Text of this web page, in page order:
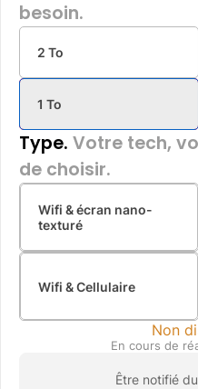
besoin.
2 To
1 To
Type. Votre tech,
de choisir.
Wifi & écran nano-
texturé
Wifi & Cellulaire
Non
En cours de
Être notifié